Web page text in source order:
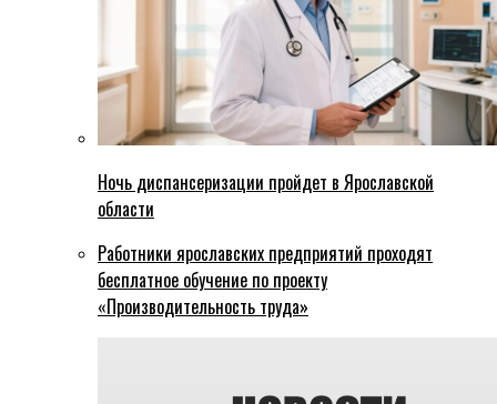
Ночь диспансеризации пройдет в Ярославской
области
Работники ярославских предприятий проходят
бесплатное обучение по проекту
«Производительность труда»